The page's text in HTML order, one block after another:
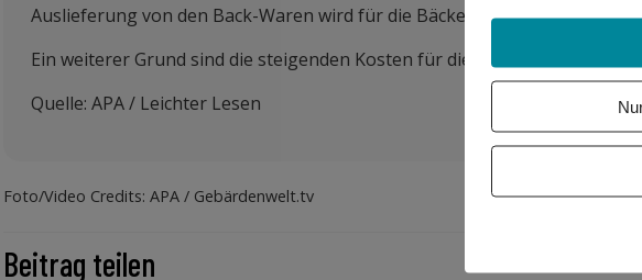
Auslieferung von den Back-Waren wird für die Bäcker*innen teurer.
Ein weiterer Grund sind die steigenden Kosten für die
Quelle: APA / Leichter Lesen
Foto/Video Credits: APA / Gebärdenwelt.tv
Beitrag teilen